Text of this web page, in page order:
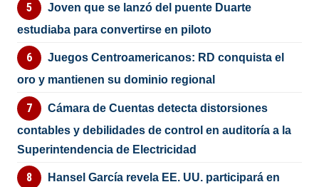
Joven que se lanzó del puente Duarte
estudiaba para convertirse en piloto
Juegos Centroamericanos: RD conquista el
oro y mantienen su dominio regional
Cámara de Cuentas detecta distorsiones
contables y debilidades de control en auditoría a la
Superintendencia de Electricidad
Hansel García revela EE. UU. participará en